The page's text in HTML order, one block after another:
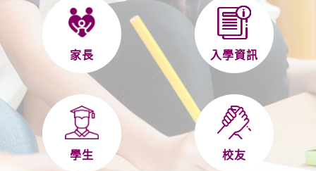
家長 入學資訊
學生 校友